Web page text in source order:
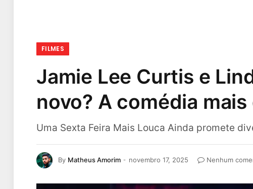
FILMES
Jamie Lee Curtis e
novo? A comédia
Uma Sexta Feira Mais Louca Ainda promete
By Matheus Amorim novembro 17, 2025 Nenhum